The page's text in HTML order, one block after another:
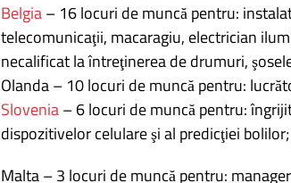
Belgia– 16 locuri de muncă pentru:
telecomunicaţii, macaragiu, electrician
necalificat la întreţinerea de drumuri,
Olanda – 10 locuri de muncă pentru:
Slovenia– 6 locuri de muncă pentru:
dispozitivelor celulare şi al predicţiei bolilor;
Malta – 3 locuri de muncă pentru: